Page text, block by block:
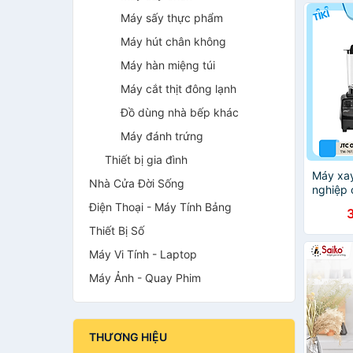
Máy sấy thực phẩm
Máy hút chân không
Máy hàn miệng túi
Máy cắt thịt đông lạnh
Đồ dùng nhà bếp khác
Máy đánh trứng
Thiết bị gia đình
Nhà Cửa Đời Sống
Điện Thoại - Máy Tính Bảng
Thiết Bị Số
Máy Vi Tính - Laptop
Máy Ảnh - Quay Phim
THƯƠNG HIỆU
Máy
nghiệp